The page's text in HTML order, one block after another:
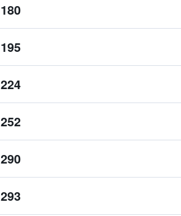
180 ﷼
195 ﷼
224 ﷼
252 ﷼
290 ﷼
293 ﷼